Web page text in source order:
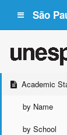
São
Academic
by Name
by School